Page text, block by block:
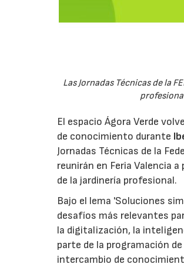
Las Jornadas Técnicas de la
El espacio Ágora Verde
de conocimiento durante
Jornadas Técnicas de la
reunirán en Feria Valencia
de la jardinería profesional.
Bajo el lema 'Soluciones
desafíos más relevantes
la digitalización, la
parte de la programación
intercambio de